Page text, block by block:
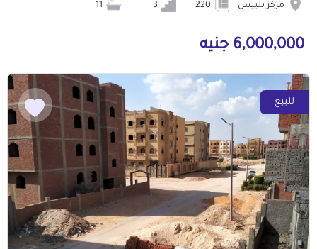
مركز بلبيس
6,000,000 جنيه
للبيع